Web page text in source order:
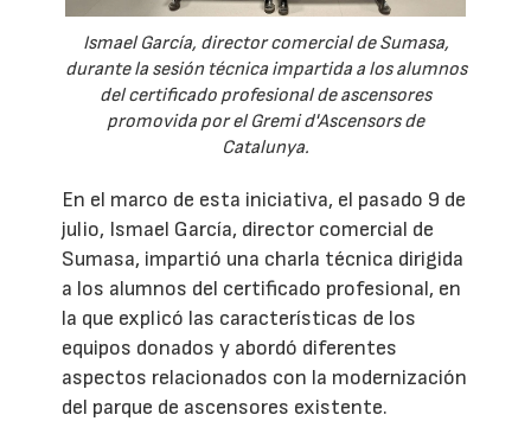
Ismael García, director comercial de Sumasa,
durante la sesión técnica impartida a los alumnos
del certificado profesional de ascensores
promovida por el Gremi d'Ascensors de
Catalunya.
En el marco de esta iniciativa, el pasado 9 de
julio, Ismael García, director comercial de
Sumasa, impartió una charla técnica dirigida
a los alumnos del certificado profesional, en
la que explicó las características de los
equipos donados y abordó diferentes
aspectos relacionados con la modernización
del parque de ascensores existente.